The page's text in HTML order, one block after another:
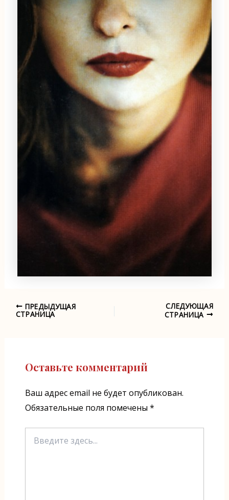
Навигация
ПРЕДЫДУЩАЯ
СТРАНИЦА
СЛЕДУЮЩАЯ
СТРАНИЦА
Оставьте комментарий
Ваш адрес email не будет опубликован.
Обязательные поля помечены *
здесь...